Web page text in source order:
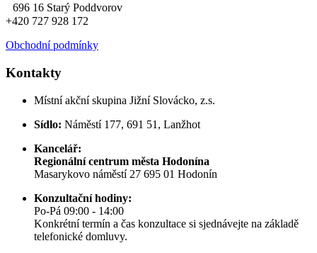
696 16 Starý Poddvorov
+420 727 928 172
Obchodní podmínky
Kontakty
Místní akční skupina Jižní Slovácko, z.s.
Sídlo: Náměstí 177, 691 51, Lanžhot
Kancelář:
Regionální centrum města Hodonína
Masarykovo náměstí 27 695 01 Hodonín
Konzultační hodiny:
Po-Pá 09:00 - 14:00
Konkrétní termín a čas konzultace si sjednávejte na základě
telefonické domluvy.